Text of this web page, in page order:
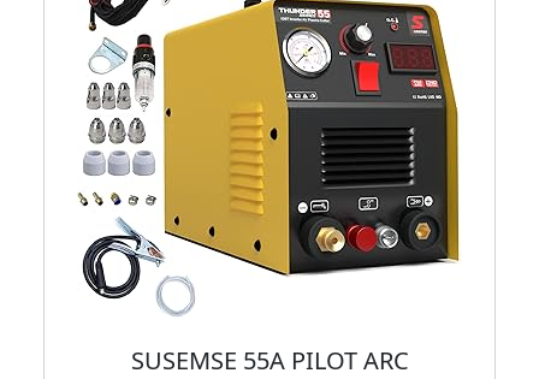
SUSEMSE 55A PILOT ARC